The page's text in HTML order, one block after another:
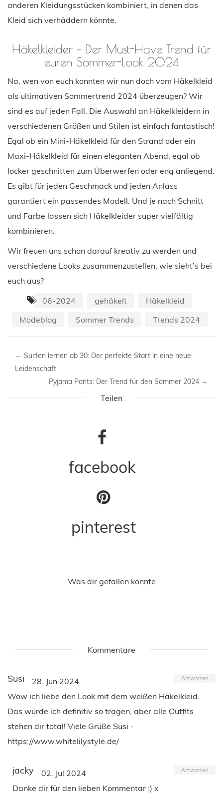
anderen Kleidungsstücken kombiniert, in denen das
Kleid sich verhäddern könnte.
Häkelkleider – Der Must-Have Trend für
euren Sommer-Look 2024
Na, wen von euch konnten wir nun doch vom Häkelkleid
als ultimativen Sommertrend 2024 überzeugen? Wir
sind es auf jeden Fall. Die Auswahl an Häkelkleidern in
verschiedenen Größen und Stilen ist einfach fantastisch!
Egal ob ein Mini-Häkelkleid für den Strand oder ein
Maxi-Häkelkleid für einen eleganten Abend, egal ob
locker geschnitten zum Überwerfen oder eng anliegend.
Es gibt für jeden Geschmack und jeden Anlass
garantiert ein passendes Modell. Und je nach Schnitt
und Farbe lassen sich Häkelkleider super vielfältig
kombinieren.
Wir freuen uns schon darauf kreativ zu werden und
verschiedene Looks zusammenzustellen, wie sieht’s bei
euch aus?
06-2024
gehäkelt
Häkelkleid
Modeblog
Sommer Trends Trends 2024
← Surfen lernen ab 30: Der perfekte Start in eine neue
Leidenschaft
Pyjama Pants: Der Trend für den Sommer 2024 →
Teilen
facebook
pinterest
Was dir gefallen könnte
Kommentare
Susi 28. Jun 2024 Antworten
Wow ich liebe den Look mit dem weißen Häkelkleid.
Das würde ich definitiv so tragen, aber alle Outfits
stehen dir total! Viele Grüße Susi -
https://www.whitelilystyle.de/
jacky 02. Jul 2024 Antworten
Danke dir für den lieben Kommentar :) x